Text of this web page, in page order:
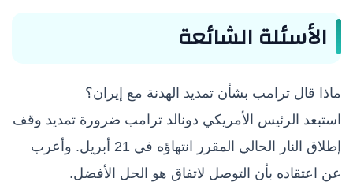
الأسئلة الشائعة
ماذا قال ترامب بشأن تمديد الهدنة مع إيران؟
استبعد الرئيس الأمريكي دونالد ترامب ضرورة تمديد وقف
إطلاق النار الحالي المقرر انتهاؤه في 21 أبريل. وأعرب
عن اعتقاده بأن التوصل لاتفاق هو الحل الأفضل.